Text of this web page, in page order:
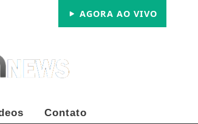
AGORA AO VIVO
Contato